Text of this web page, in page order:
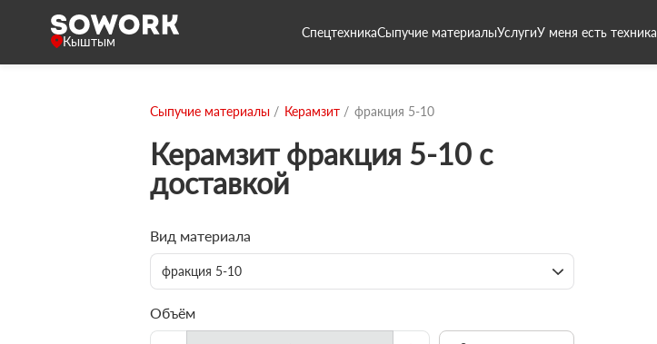
Кыштым
СпецтехникаСыпучие материалыУслугиУ меня есть техника
Сыпучие материалы Керамзит фракция 5-10
Керамзит фракция 5-10 с
доставкой
Вид материала
фракция 5-10
Объём